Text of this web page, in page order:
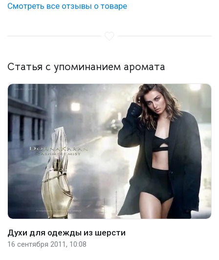
Смотреть все отзывы о товаре
Статья с упоминанием аромата
Духи для одежды из шерсти
16 сентября 2011, 10:08